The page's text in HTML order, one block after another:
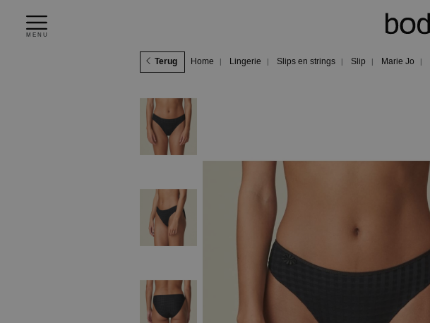
MENU
Terug Home Lingerie Slips en strings Slip Marie Jo